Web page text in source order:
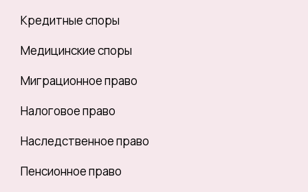
Кредитные споры
Медицинские споры
Миграционное право
Налоговое право
Наследственное право
Пенсионное право